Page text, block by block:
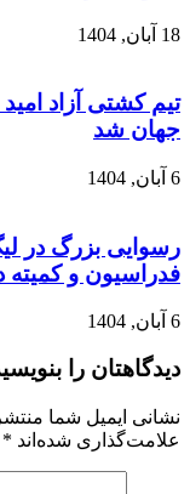
18 آبان, 1404
تیم کشتی آزاد
جهان شد
6 آبان, 1404
رسوایی بزرگ در
فدراسیون و کمیته
6 آبان, 1404
دیدگاهتان را
نشانی ایمیل شما
علامت‌گذاری شده‌اند *